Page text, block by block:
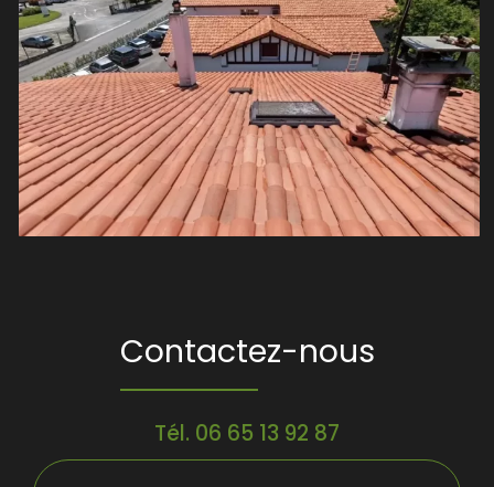
Contactez-nous
Tél. 06 65 13 92 87